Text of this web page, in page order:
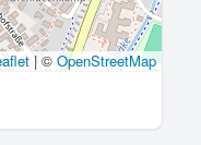
|© OpenStreetMap